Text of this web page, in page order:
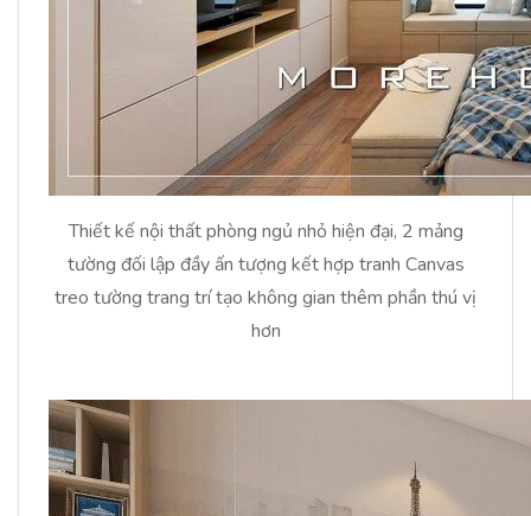
Thiết kế nội thất phòng ngủ nhỏ hiện đại, 2 mảng
tường đối lập đầy ấn tượng kết hợp tranh Canvas
treo tường trang trí tạo không gian thêm phần thú vị
hơn